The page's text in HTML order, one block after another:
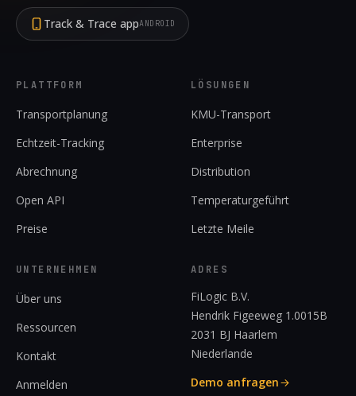
Track & Trace appANDROID
PLATTFORM
Transportplanung
Echtzeit-Tracking
Abrechnung
Open API
Preise
LÖSUNGEN
KMU-Transport
Enterprise
Distribution
Temperaturgeführt
Letzte Meile
UNTERNEHMEN
Über uns
Ressourcen
Kontakt
Anmelden
ADRES
FiLogic B.V.
Hendrik Figeeweg 1.0015B
2031 BJ Haarlem
Niederlande
Demo anfragen